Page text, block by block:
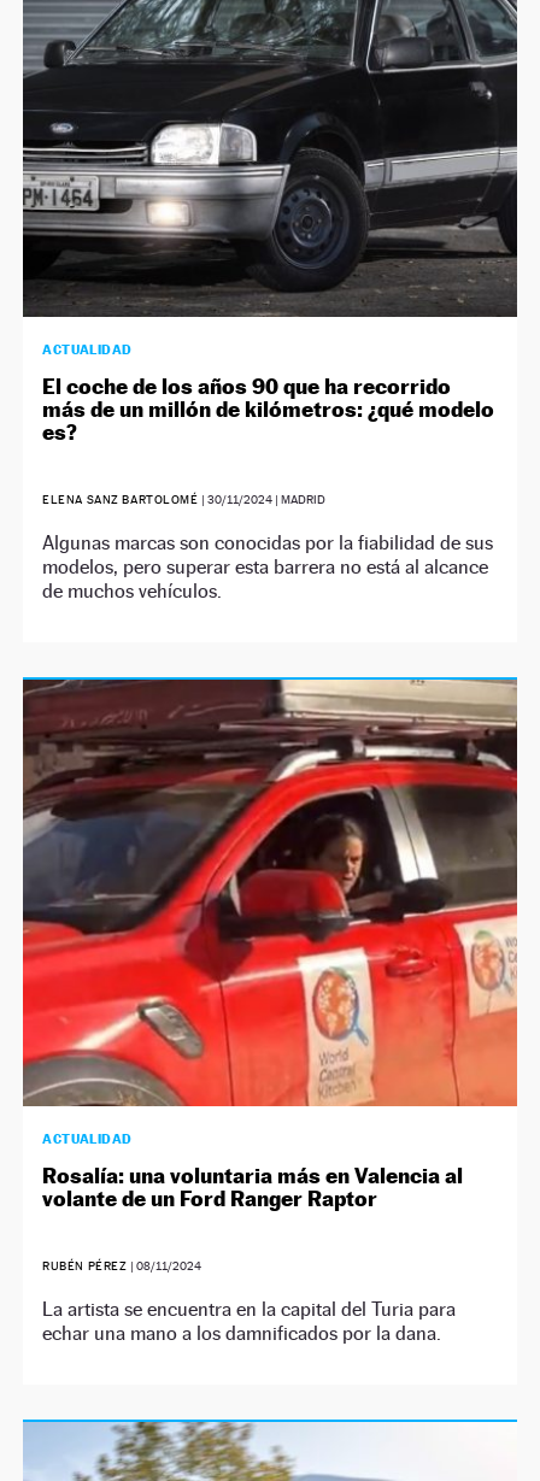
ACTUALIDAD
El coche de los años 90 que ha recorrido
más de un millón de kilómetros: ¿qué modelo
es?
ELENA SANZ BARTOLOMÉ |30/11/2024 | MADRID
Algunas marcas son conocidas por la fiabilidad de sus
modelos, pero superar esta barrera no está al alcance
de muchos vehículos.
ACTUALIDAD
Rosalía: una voluntaria más en Valencia al
volante de un Ford Ranger Raptor
RUBÉN PÉREZ |08/11/2024
La artista se encuentra en la capital del Turia para
echar una mano a los damnificados por la dana.